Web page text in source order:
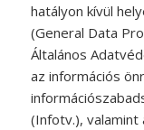
hatályon kívül
(General Data
Általános
az információs
(Infotv.), valamint